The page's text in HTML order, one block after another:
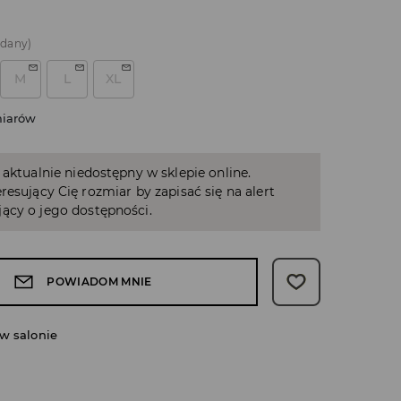
M L XL
niedostępny w sklepie online.
Cię rozmiar by zapisać się na alert
o jego dostępności.
POWIADOM MNIE
salonie